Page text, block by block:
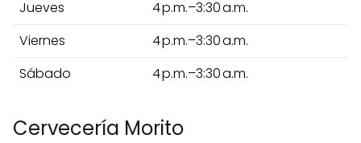
Jueves
4 p.m.–3:30 a.m.
Viernes
4 p.m.–3:30 a.m.
Sábado
4 p.m.–3:30 a.m.
Cervecería Morito